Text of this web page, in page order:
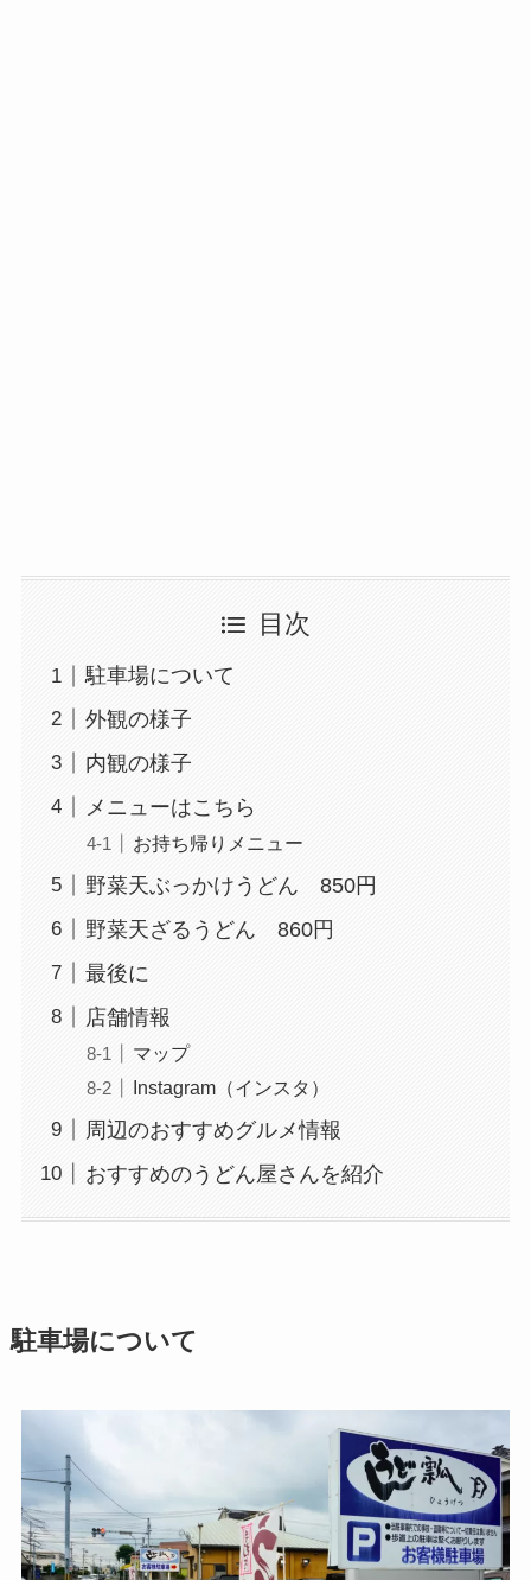
目次
駐車場について
外観の様子
内観の様子
メニューはこちら
お持ち帰りメニュー
野菜天ぶっかけうどん 850円
野菜天ざるうどん 860円
最後に
店舗情報
マップ
Instagram（インスタ）
周辺のおすすめグルメ情報
おすすめのうどん屋さんを紹介
駐車場について